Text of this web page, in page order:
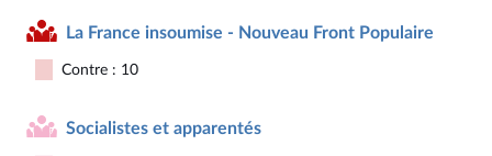
La France insoumise - Nouveau Front Populaire
Contre : 10
Socialistes et apparentés